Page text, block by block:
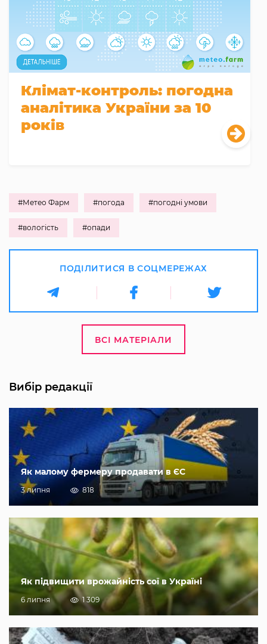
Клімат-контроль: погодна
аналітика України за 10
років
#Метео Фарм #погода #погодні умови
#вологість #опади
ПОДІЛИТИСЯ В СОЦМЕРЕЖАХ
ВСІ МАТЕРІАЛИ
Вибір редакції
Як малому фермеру продавати в ЄС
3 липня 818
Як підвищити врожайність сої в Україні
6 липня 1 309